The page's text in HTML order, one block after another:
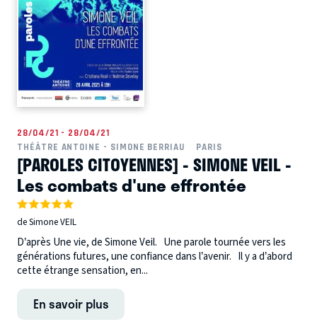
28/04/21 - 28/04/21
THÉÂTRE ANTOINE - SIMONE BERRIAU
PARIS
[PAROLES CITOYENNES] - SIMONE VEIL -
Les combats d'une effrontée
de Simone VEIL
D’après Une vie, de Simone Veil. Une parole tournée vers les
générations futures, une confiance dans l’avenir. Il y a d’abord
cette étrange sensation, en...
En savoir plus